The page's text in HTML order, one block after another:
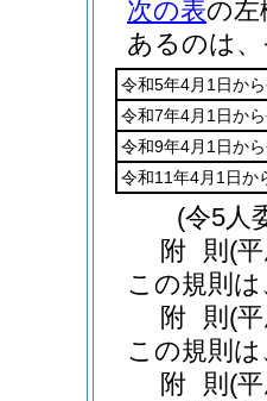
次の表の左
あるのは
令和5年4月1日か
令和7年4月1日か
令和9年4月1日か
令和11年4月1日か
(令5人
附 則 (
この規則
附 則 (
この規則
附 則 (